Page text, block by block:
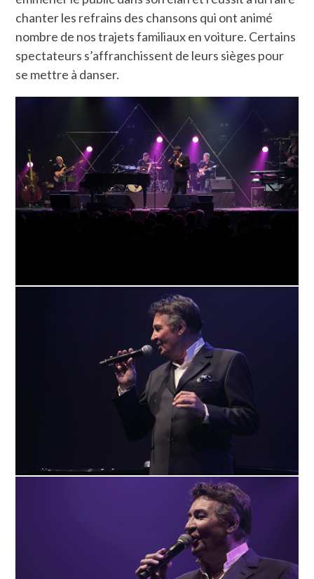
chanter les refrains des chansons qui ont animé
nombre de nos trajets familiaux en voiture. Certains
spectateurs s’affranchissent de leurs sièges pour
se mettre à danser.